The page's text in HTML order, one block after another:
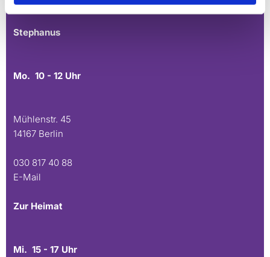
E-Mail
Stephanus
Mo. 10 - 12 Uhr
Mühlenstr. 45
14167 Berlin
030 817 40 88
E-Mail
Zur Heimat
Mi. 15 - 17 Uhr